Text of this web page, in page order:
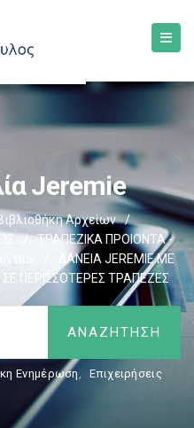
Jeremie
Αρχείων
/
/
ΤΡΑΠΕΖΙΚΑ ΠΡΟΙΟΝΤΑ -
ΔΑΝΕΙΑ JEREMIE ΜΕ
ΠΕΡΙΣΣΟΤΕΡΕΣ ΤΡΑΠΕΖΕΣ
Ενημέρωση, Επιχειρήσεις